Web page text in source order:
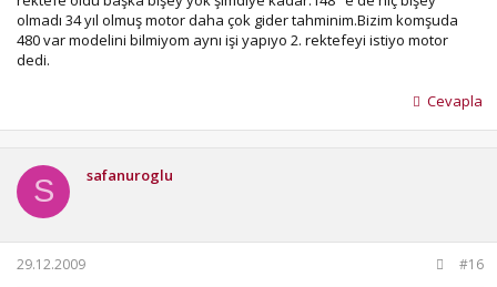
olmadı 34 yıl olmuş motor daha çok gider tahminim.Bizim komşuda
480 var modelini bilmiyom aynı işi yapıyo 2. rektefeyi istiyo motor
dedi.
Cevapla
S safanuroglu
29.12.2009 #16